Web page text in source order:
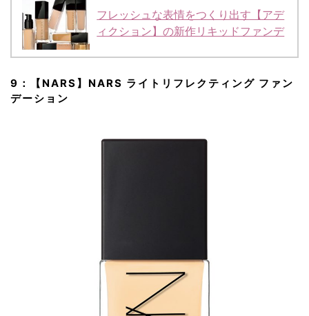
フレッシュな表情をつくり出す【アデ
ィクション】の新作リキッドファンデ
9：【NARS】NARS ライトリフレクティング ファン
デーション